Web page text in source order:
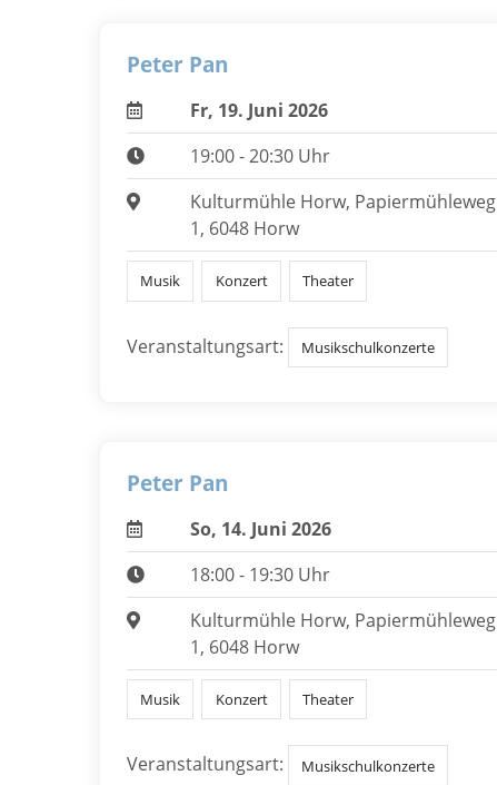
Peter Pan
Fr, 19. Juni 2026
19:00 - 20:30 Uhr
Kulturmühle Horw, Papiermühleweg
1, 6048 Horw
Musik Konzert Theater
Veranstaltungsart: Musikschulkonzerte
Peter Pan
So, 14. Juni 2026
18:00 - 19:30 Uhr
Kulturmühle Horw, Papiermühleweg
1, 6048 Horw
Musik Konzert Theater
Veranstaltungsart: Musikschulkonzerte